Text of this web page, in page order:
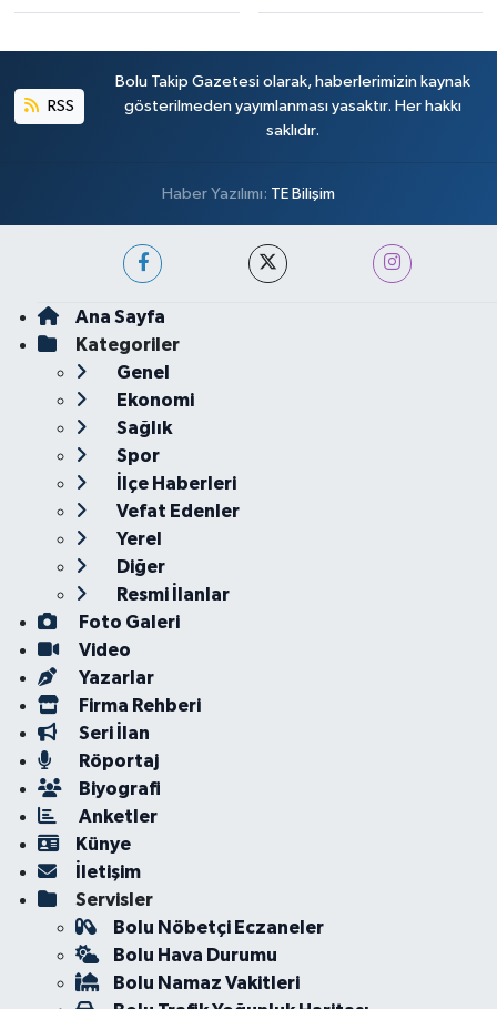
RSS
Bolu Takip Gazetesi olarak, haberlerimizin kaynak
gösterilmeden yayımlanması yasaktır. Her hakkı
saklıdır.
Haber Yazılımı: TE Bilişim
Ana Sayfa
Kategoriler
Genel
Ekonomi
Sağlık
Spor
İlçe Haberleri
Vefat Edenler
Yerel
Diğer
Resmi İlanlar
Foto Galeri
Video
Yazarlar
Firma Rehberi
Seri İlan
Röportaj
Biyografi
Anketler
Künye
İletişim
Servisler
Bolu Nöbetçi Eczaneler
Bolu Hava Durumu
Bolu Namaz Vakitleri